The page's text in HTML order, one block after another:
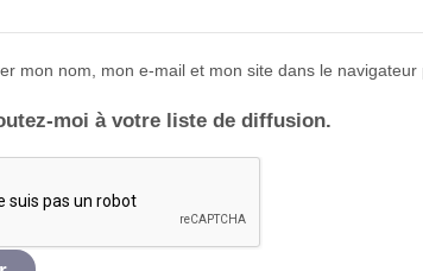
mon nom, mon e-mail et mon site dans le navigateur
moi à votre liste de diffusion.